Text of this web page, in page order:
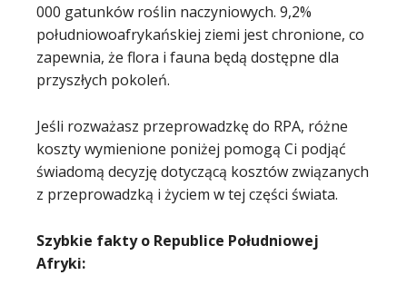
000 gatunków roślin naczyniowych. 9,2%
południowoafrykańskiej ziemi jest chronione, co
zapewnia, że flora i fauna będą dostępne dla
przyszłych pokoleń.
Jeśli rozważasz przeprowadzkę do RPA, różne
koszty wymienione poniżej pomogą Ci podjąć
świadomą decyzję dotyczącą kosztów związanych
z przeprowadzką i życiem w tej części świata.
Szybkie fakty o Republice Południowej
Afryki: